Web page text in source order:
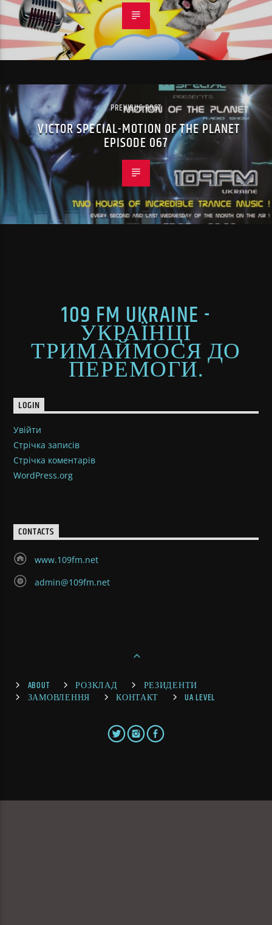
PREVIOUS POST
VICTOR SPECIAL-MOTION OF THE PLANET
EPISODE 067
109 FM UKRAINE -
УКРАЇНЦІ
ТРИМАЙМОСЯ ДО
ПЕРЕМОГИ.
LOGIN
Увійти
Стрічка записів
Стрічка коментарів
WordPress.org
CONTACTS
www.109fm.net
admin@109fm.net
ABOUT РОЗКЛАД
РЕЗИДЕНТИ
ЗАМОВЛЕННЯ
КОНТАКТ UA LEVEL